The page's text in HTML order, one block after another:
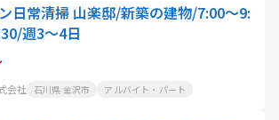
日常清掃 山楽邸/新築の建物/7:00～9:
週3～4日
会社 石川県 金沢市 アルバイト・パート